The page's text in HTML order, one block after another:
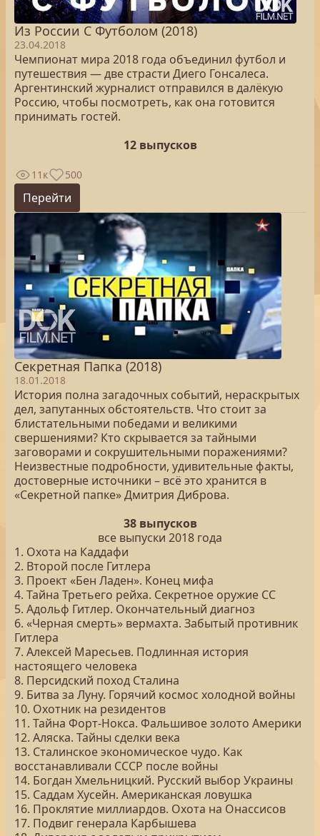
Из России С Футболом (2018)
23.04.2018
Чемпионат мира 2018 года объединил футбол и
путешествия — две страсти Диего Гонсалеса.
Аргентинский журналист отправился в далёкую
Россию, чтобы посмотреть, как она готовится
принимать гостей.
12 выпусков
11к 500
Перейти
Секретная Папка (2018)
18.01.2018
История полна загадочных событий, нераскрытых
дел, запутанных обстоятельств. Что стоит за
блистательными победами и великими
свершениями? Кто скрывается за тайными
заговорами и сокрушительными поражениями?
Неизвестные подробности, удивительные факты,
достоверные источники – всё это хранится в
«Секретной папке» Дмитрия Диброва.
38 выпусков
все выпуски 2018 года
1. Охота на Каддафи
2. Второй после Гитлера
3. Проект «Бен Ладен». Конец мифа
4. Тайна Третьего рейха. Секретное оружие СС
5. Адольф Гитлер. Окончательный диагноз
6. «Черная смерть» вермахта. Забытый противник
Гитлера
7. Алексей Маресьев. Подлинная история
настоящего человека
8. Персидский поход Сталина
9. Битва за Луну. Горячий космос холодной войны
10. Охотник на резидентов
11. Тайна Форт-Нокса. Фальшивое золото Америки
12. Аляска. Тайны сделки века
13. Сталинское экономическое чудо. Как
восстанавливали СССР после войны
14. Богдан Хмельницкий. Русский выбор Украины
15. Саддам Хусейн. Американская ловушка
16. Проклятие миллиардов. Охота на Онассисов
17. Подвиг генерала Карбышева